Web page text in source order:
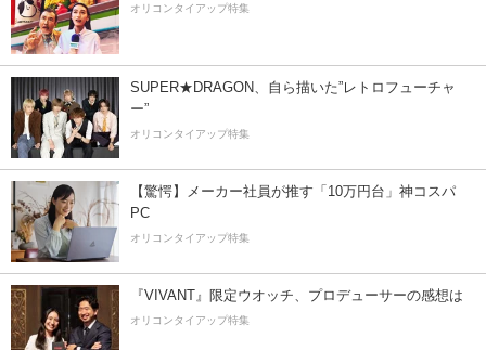
オリコンタイアップ特集
SUPER★DRAGON、自ら描いた”レトロフューチャ
ー”
オリコンタイアップ特集
【驚愕】メーカー社員が推す「10万円台」神コスパ
PC
オリコンタイアップ特集
『VIVANT』限定ウオッチ、プロデューサーの感想は
オリコンタイアップ特集